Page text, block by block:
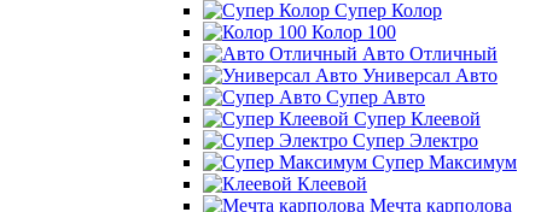
Супер Колор
Колор 100
Авто Отличный
Универсал Авто
Супер Авто
Супер Клеевой
Супер Электро
Супер Максимум
Клеевой
Мечта карполова